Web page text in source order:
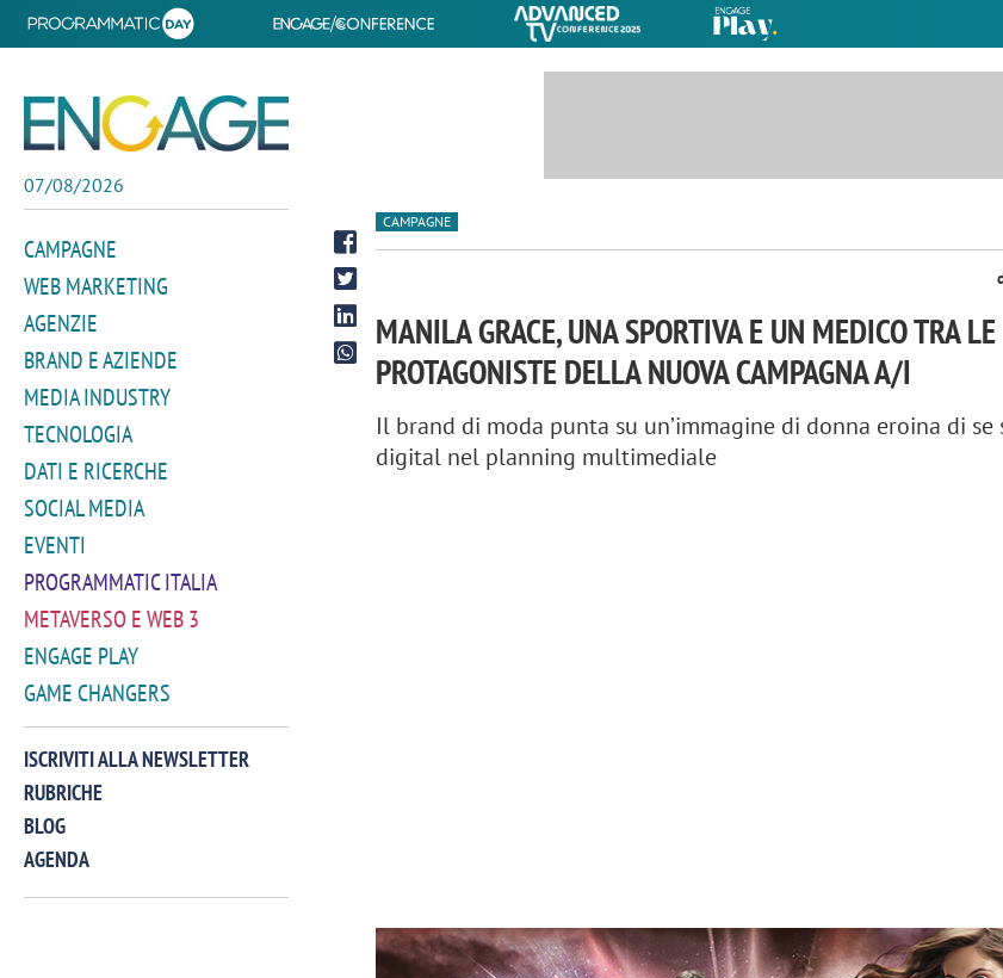
07/08/2026
CAMPAGNE
WEB MARKETING
AGENZIE
BRAND E AZIENDE
MEDIA INDUSTRY
TECNOLOGIA
DATI E RICERCHE
SOCIAL MEDIA
EVENTI
PROGRAMMATIC ITALIA
METAVERSO E WEB 3
ENGAGE PLAY
GAME CHANGERS
ISCRIVITI ALLA NEWSLETTER
RUBRICHE
BLOG
AGENDA
CAMPAGNE
MANILA GRACE, UNA SPORTIVA E UN MEDICO TRA LE
PROTAGONISTE DELLA NUOVA CAMPAGNA A/I
Il brand di moda punta su un’immagine di donna eroina di se
digital nel planning multimediale